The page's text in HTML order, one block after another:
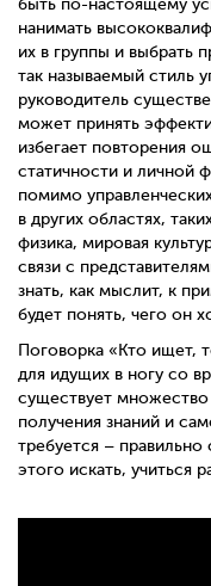
быть по-настоящему
нанимать
их в группы и выбрать
так называемый стиль
руководитель
может принять
избегает повторения
статичности и личной
помимо
в других областях,
физика, мировая
связи с
знать, как мыслит, к
будет понять, чего он
Поговорка «Кто ищет,
для идущих в ногу со
существует
получения знаний и
требуется –
этого искать, учиться